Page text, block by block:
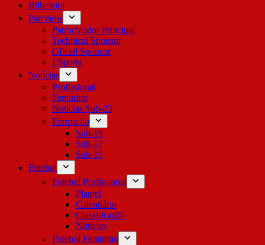
Bilheteira
Parceiros
Patrocinador Principal
Technical Sponsor
Oficial Sponsor
ESports
Notícias
Profissional
Feminino
Notícias Sub-23
Formação
Sub-15
Sub-17
Sub-19
Futebol
Futebol Profissional
Plantel
Calendário
Classificação
Notícias
Futebol Feminino